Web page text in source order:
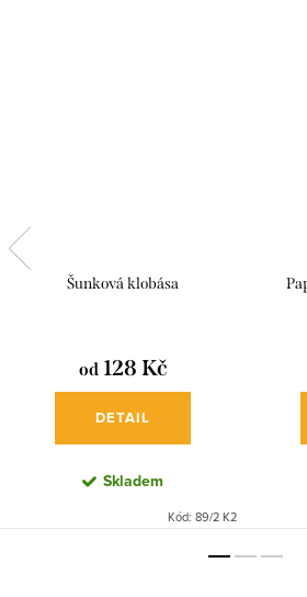
Šunková klobása
od128 Kč
DETAIL
Skladem
Kód: 89/2 K2